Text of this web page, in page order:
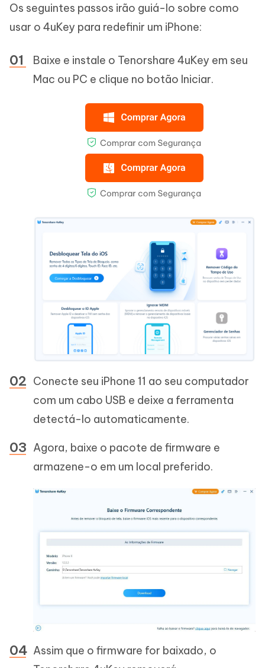
Os seguintes passos irão guiá-lo sobre como
usar o 4uKey para redefinir um iPhone:
Baixe e instale o Tenorshare 4uKey em seu
Mac ou PC e clique no botão Iniciar.
Conecte seu iPhone 11 ao seu computador
com um cabo USB e deixe a ferramenta
detectá-lo automaticamente.
Agora, baixe o pacote de firmware e
armazene-o em um local preferido.
Assim que o firmware for baixado, o